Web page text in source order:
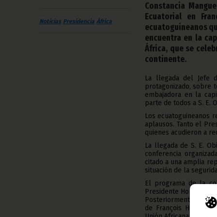
Noticias Presidencia África
Constancia
Ecuatorial en
ecuatoguineanos
encuentra en la
África, que se
continente.
La llegada del Jefe
protagonizado, sobre
embajadora en la
parte de todos a S. E.
Los ecuatoguineanos
aplausos. Tanto el
quienes acudieron a
La llegada de S. E.
conferencia
citado a una amplia
situación de la
El programa de la
Presidente Hollande
Posteriormente,
de François Hollande